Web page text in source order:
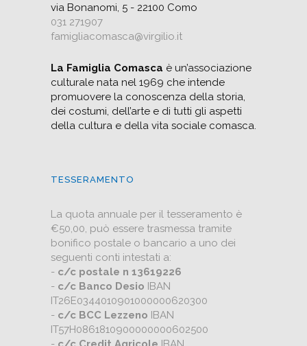
via Bonanomi, 5 - 22100 Como
031 271907
famigliacomasca@virgilio.it
La Famiglia Comasca è un’associazione
culturale nata nel 1969 che intende
promuovere la conoscenza della storia,
dei costumi, dell’arte e di tutti gli aspetti
della cultura e della vita sociale comasca.
TESSERAMENTO
La quota annuale per il tesseramento è
€50,00, può essere trasmessa tramite
bonifico postale o bancario a uno dei
seguenti conti intestati a:
- c/c postale n 13619226
- c/c Banco Desio IBAN
IT26E0344010901000000620300
- c/c BCC Lezzeno IBAN
IT57H0861810900000000602500